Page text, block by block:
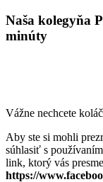
Naša kolegyňa
minúty
Vážne nechcete
Aby ste si mohli
súhlasiť s
link, ktorý vás
https://